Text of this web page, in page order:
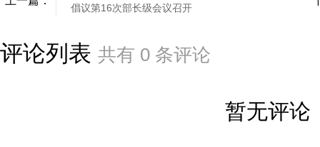
倡议第16次部长级会议召开
评论列表 共有 0 条评论
暂无评论